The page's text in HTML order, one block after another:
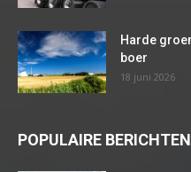
Harde
boer
18 juni 2026
POPULAIRE BERICHTEN